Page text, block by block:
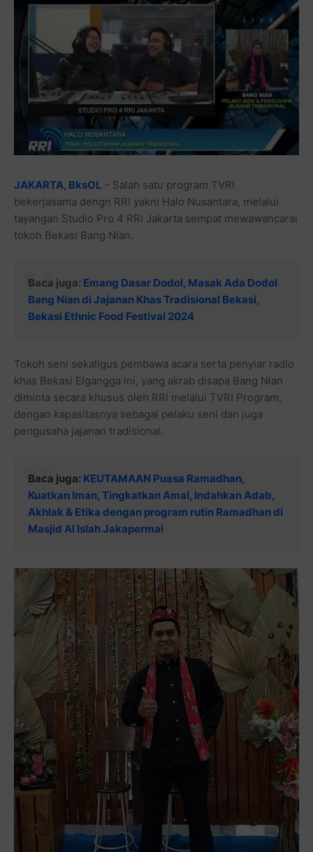
JAKARTA, BksOL - Salah satu program TVRI
bekerjasama dengn RRI yakni Halo Nusantara, melalui
tayangan Studio Pro 4 RRI Jakarta sempat mewawancarai
tokoh Bekasi Bang Nian.
Baca juga: Emang Dasar Dodol, Masak Ada Dodol
Bang Nian di Jajanan Khas Tradisional Bekasi,
Bekasi Ethnic Food Festival 2024
Tokoh seni sekaligus pembawa acara serta penyiar radio
khas Bekasi Elgangga ini, yang akrab disapa Bang Nian
diminta secara khusus oleh RRI melalui TVRI Program,
dengan kapasitasnya sebagai pelaku seni dan juga
pengusaha jajanan tradisional.
Baca juga: KEUTAMAAN Puasa Ramadhan,
Kuatkan Iman, Tingkatkan Amal, Indahkan Adab,
Akhlak & Etika dengan program rutin Ramadhan di
Masjid Al Islah Jakapermai